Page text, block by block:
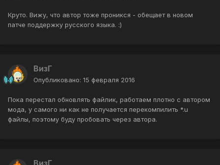
Круто. Вижу, что автор тоже проникся - обещает в новом
патче поддержку русского языка. :)
ВизГ
Опубликовано: 15 февраля 2016
Пока перестал обновлять файлик, работаем плотно с автором
мода, у самого ни как не получается перекомпилить *.u
файлы, поэтому буду пробовать через автора.